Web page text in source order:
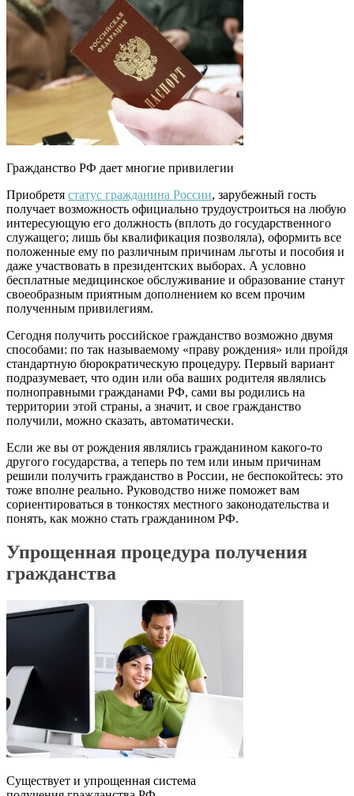
Гражданство РФ дает многие привилегии
Приобретя статус гражданина России, зарубежный гость
получает возможность официально трудоустроиться на любую
интересующую его должность (вплоть до государственного
служащего; лишь бы квалификация позволяла), оформить все
положенные ему по различным причинам льготы и пособия и
даже участвовать в президентских выборах. А условно
бесплатные медицинское обслуживание и образование станут
своеобразным приятным дополнением ко всем прочим
полученным привилегиям.
Сегодня получить российское гражданство возможно двумя
способами: по так называемому «праву рождения» или пройдя
стандартную бюрократическую процедуру. Первый вариант
подразумевает, что один или оба ваших родителя являлись
полноправными гражданами РФ, сами вы родились на
территории этой страны, а значит, и свое гражданство
получили, можно сказать, автоматически.
Если же вы от рождения являлись гражданином какого-то
другого государства, а теперь по тем или иным причинам
решили получить гражданство в России, не беспокойтесь: это
тоже вполне реально. Руководство ниже поможет вам
сориентироваться в тонкостях местного законодательства и
понять, как можно стать гражданином РФ.
Упрощенная процедура получения
гражданства
Существует и упрощенная система